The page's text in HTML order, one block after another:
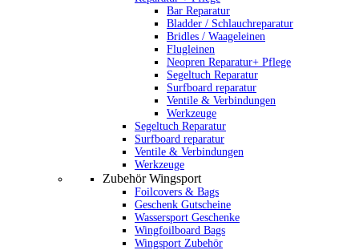
Bar Reparatur
Bladder / Schlauchreparatur
Bridles / Waageleinen
Flugleinen
Neopren Reparatur+ Pflege
Segeltuch Reparatur
Surfboard reparatur
Ventile & Verbindungen
Werkzeuge
Segeltuch Reparatur
Surfboard reparatur
Ventile & Verbindungen
Werkzeuge
Zubehör Wingsport
Foilcovers & Bags
Geschenk Gutscheine
Wassersport Geschenke
Wingfoilboard Bags
Wingsport Zubehör